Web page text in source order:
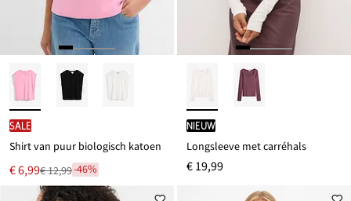
SALE
Shirt van puur biologisch katoen
Nu
voor
€ 6,99
Van
€ 12,99
€ 12,99-46%
Nieuw
Longsleeve met carréhals
€ 19,99